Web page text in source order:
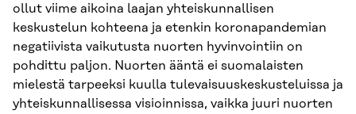
ollut viime aikoina laajan yhteiskunnallisen
keskustelun kohteena ja etenkin koronapandemian
negatiivista vaikutusta nuorten hyvinvointiin on
pohdittu paljon. Nuorten ääntä ei suomalaisten
mielestä tarpeeksi kuulla tulevaisuuskeskusteluissa ja
yhteiskunnallisessa visioinnissa, vaikka juuri nuorten